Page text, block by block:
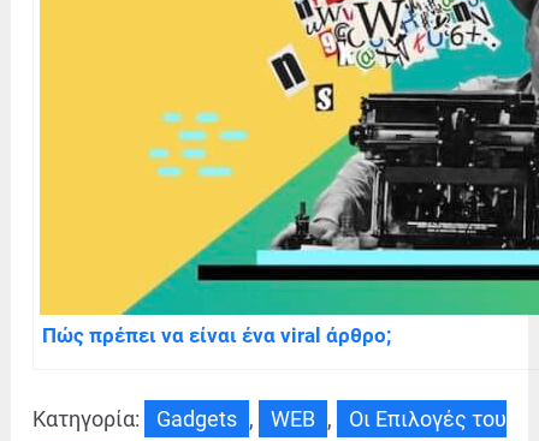
Πώς πρέπει να είναι ένα viral άρθρο;
Κατηγορία: Gadgets , WEB ,
Οι Επιλογές του